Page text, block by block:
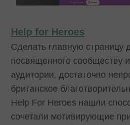
Help for Heroes
Сделать главную страницу
посвященного сообществу
аудитории, достаточно
британское
Help For Heroes нашли
сочетали мотивирующие